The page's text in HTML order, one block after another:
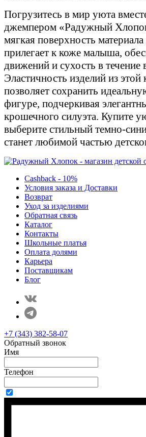
Погрузитесь в мир уюта
джемпером «Радужный
мягкая поверхность
прилегает к коже малыша,
движений и сухость в течение
Эластичность изделий из этой
позволяет сохранить
фигуре, подчеркивая
крошечного силуэта. Купите
выберите стильный темно-
станет любимой частью
Cashback - 10%
Условия заказа и Доставки
Возврат
Уход за изделиями
Обратная связь
Каталог
Контакты
Школьные платья
Оплата долями
Карьера
Поставщикам
Блог
+7 (343) 382-58-07
Обратный звонок
Имя
Телефон